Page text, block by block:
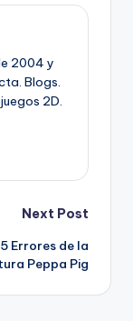
2004 y
Blogs.
2D.
Next Post
5 Errores de la
Peppa Pig